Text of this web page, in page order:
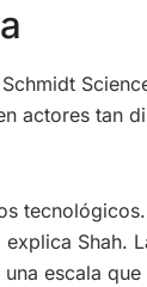
actores tan
Shah.
escala